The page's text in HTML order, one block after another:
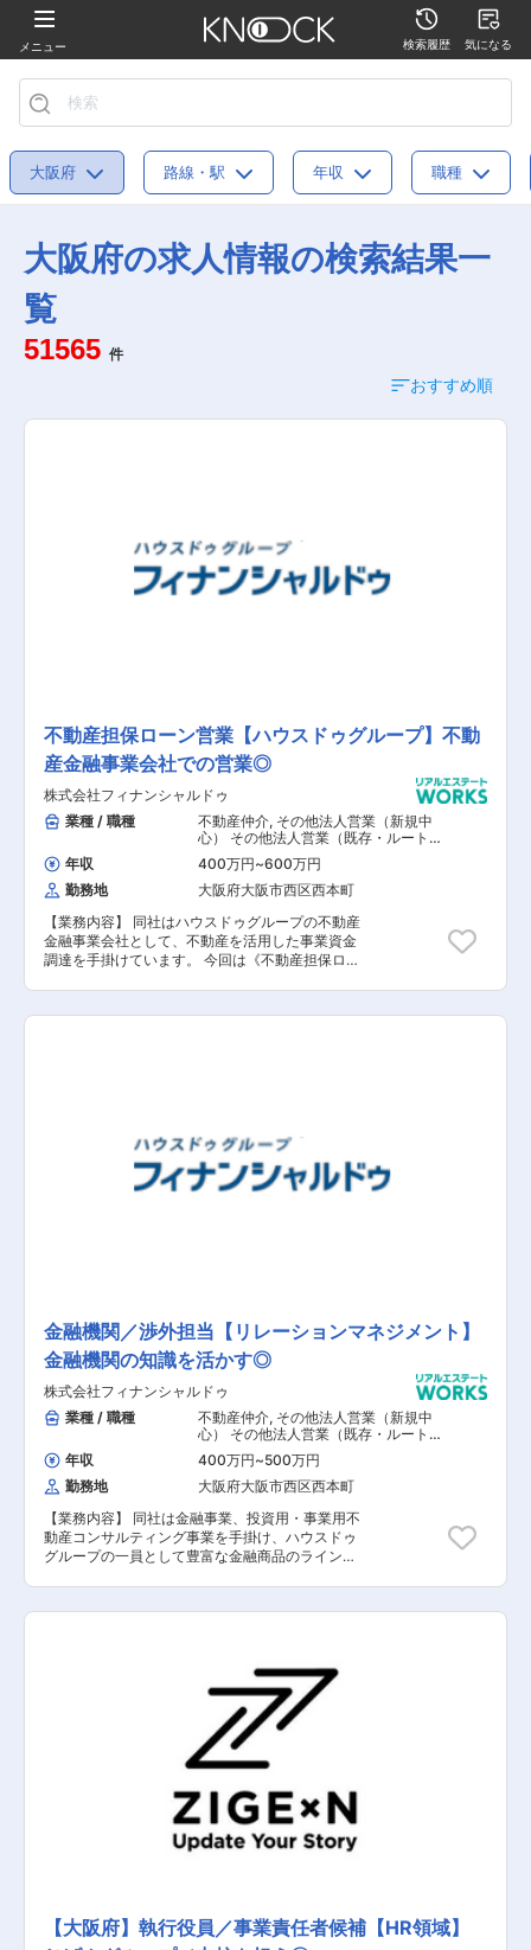
メニュー 検索履歴 気になる
大阪府 路線・駅 年収 職種
大阪府の求人情報の検索結果一
覧
51565 件
おすすめ順
不動産担保ローン営業【ハウスドゥグループ】不動
産金融事業会社での営業◎
株式会社フィナンシャルドゥ
業種 / 職種
不動産仲介, その他法人営業（新規中
心） その他法人営業（既存・ルートセ
ールス中心） その他代理店営業・パー
トナーセールス その他個人営業 その他
海外営業
年収 400万円~600万円
勤務地
大阪府大阪市西区西本町
【業務内容】 同社はハウスドゥグループの不動産
金融事業会社として、不動産を活用した事業資金
調達を手掛けています。 今回は《不動産担保ロー
融資提案をお任せ致します。 反響営業がメインと
《ハウスドゥグループ》だからこそ、600店舗以
上を擁するFCネットワークにより地場の正確な不
動産相場を把握することができ、目利きやノウハ
金融機関／渉外担当【リレーションマネジメント】
金融機関の知識を活かす◎
株式会社フィナンシャルドゥ
業種 / 職種
不動産仲介, その他法人営業（新規中
心） その他法人営業（既存・ルートセ
ールス中心） その他代理店営業・パー
トナーセールス その他個人営業 その他
海外営業
年収 400万円~500万円
勤務地
大阪府大阪市西区西本町
【業務内容】 同社は金融事業、投資用・事業用不
動産コンサルティング事業を手掛け、ハウスドゥ
グループの一員として豊富な金融商品のラインナ
店に所属する渉外担当・営業担当者へのリバース
機関へのリバースモーゲージの啓蒙活動・申込獲
得 ■金融機関の新規開拓営業 ■金融機関本部への
ーゲージ市場において、マーケットのトップラン
ナーとして成長を続けています。 リバースモーゲ
して注目されており、提供を開始する金融機関も
増価傾向にございますので、啓蒙活動・申込獲得
がしやすい状況が続いています。 金融関係出身の
【大阪府】執行役員／事業責任者候補【HR領域】